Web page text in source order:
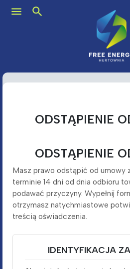
menu search
ODSTĄPIENIE
ODSTĄPIENIE
Masz prawo odstąpić od umowy
terminie 14 dni od dnia odbioru
podawać przyczyny. Wypełnij
otrzymasz natychmiastowe
treścią oświadczenia.
IDENTYFIKACJA